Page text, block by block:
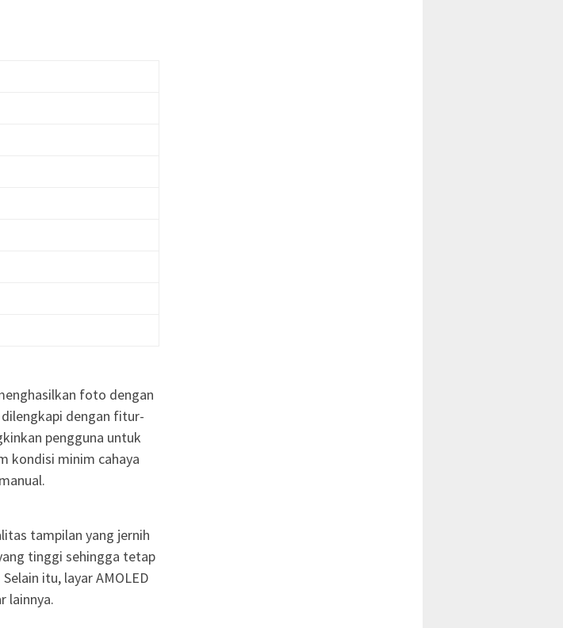
foto dengan
dengan fitur-
pengguna untuk
kondisi minim cahaya
tampilan yang jernih
tinggi sehingga tetap
itu, layar AMOLED
lainnya.